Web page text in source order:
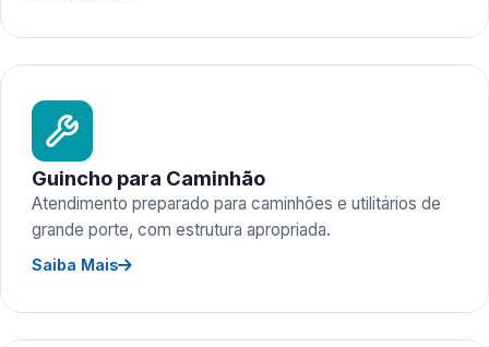
Guincho para Caminhão
Atendimento preparado para caminhões e utilitários de
grande porte, com estrutura apropriada.
Saiba Mais